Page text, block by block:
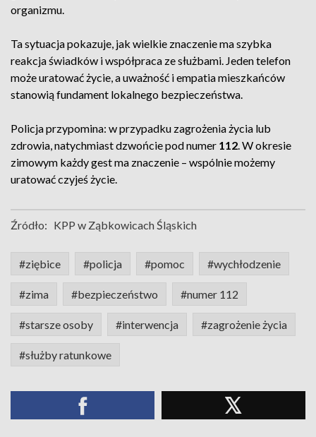
organizmu.
Ta sytuacja pokazuje, jak wielkie znaczenie ma szybka
reakcja świadków i współpraca ze służbami. Jeden telefon
może uratować życie, a uważność i empatia mieszkańców
stanowią fundament lokalnego bezpieczeństwa.
Policja przypomina: w przypadku zagrożenia życia lub
zdrowia, natychmiast dzwońcie pod numer 112. W okresie
zimowym każdy gest ma znaczenie – wspólnie możemy
uratować czyjeś życie.
Źródło: KPP w Ząbkowicach Śląskich
#ziębice #policja #pomoc #wychłodzenie
#zima #bezpieczeństwo #numer 112
#starsze osoby #interwencja #zagrożenie życia
#służby ratunkowe